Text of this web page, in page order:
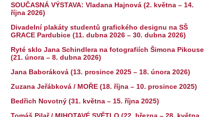
SOUČASNÁ VÝSTAVA: Vladana Hajnová (2. května – 14.
října 2026)
Divadelní plakáty studentů grafického designu na SŠ
GRACE Pardubice (11. dubna 2026 – 30. dubna 2026)
Ryté sklo Jana Schindlera na fotografiích Šimona Pikouse
(21. února – 8. dubna 2026)
Jana Baboráková (13. prosince 2025 – 18. února 2026)
Zuzana Jeřábková / MOŘE (18. října – 10. prosince 2025)
Bedřich Novotný (31. května – 15. října 2025)
Tomáš Pilař / MIHOTAVÉ SVĚTLO (22. března – 28. května